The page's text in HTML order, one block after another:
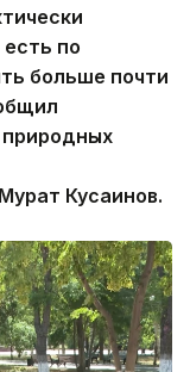
по
больше почти
природных
Кусаинов.